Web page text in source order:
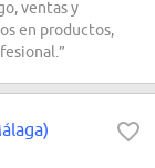
ventas y
en productos,